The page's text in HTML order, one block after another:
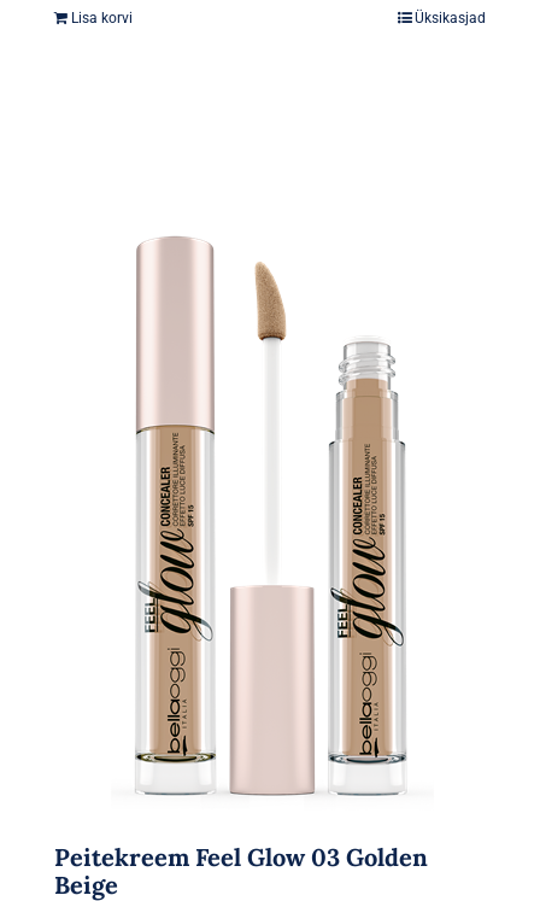
Lisa korvi Üksikasjad
Peitekreem Feel Glow 03 Golden
Beige